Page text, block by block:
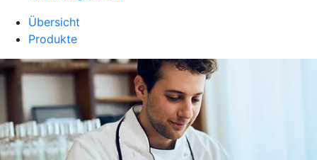
Übersicht
Produkte